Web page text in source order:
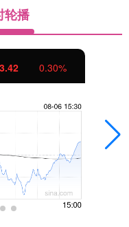
轮播
3.42 0.30%